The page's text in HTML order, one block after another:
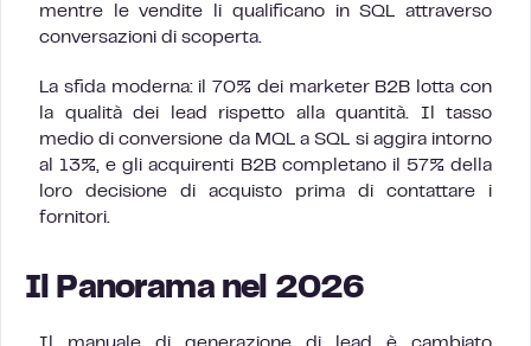
mentre le vendite li qualificano in SQL attraverso
conversazioni di scoperta.
La sfida moderna: il 70% dei marketer B2B lotta con
la qualità dei lead rispetto alla quantità. Il tasso
medio di conversione da MQL a SQL si aggira intorno
al 13%, e gli acquirenti B2B completano il 57% della
loro decisione di acquisto prima di contattare i
fornitori.
Il Panorama nel 2026